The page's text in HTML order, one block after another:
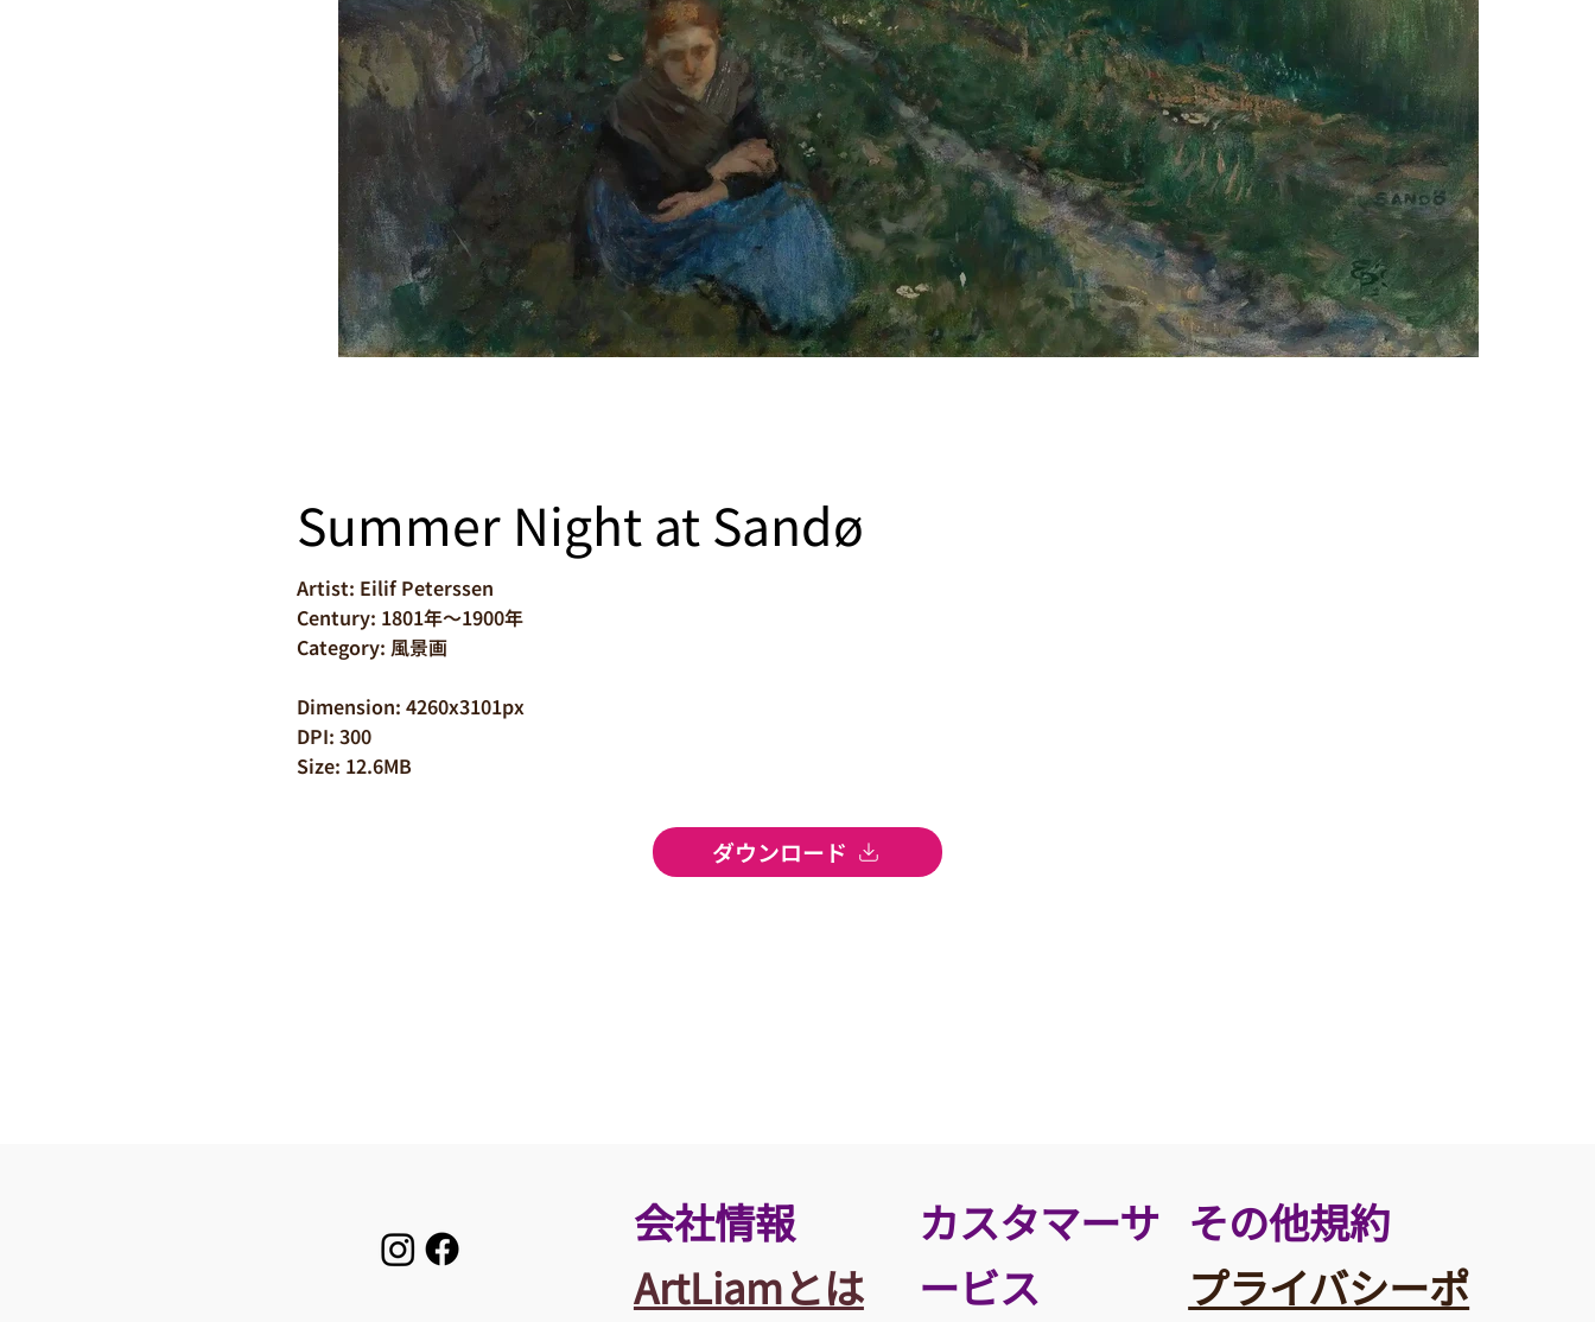
Summer Night at Sandø
Artist: Eilif Peterssen
Century: 1801年～1900年
Category: 風景画
Dimension: 4260x3101px
DPI: 300
Size: 12.6MB
ダウンロード
​会社情報
ArtLiamとは
カスタマーサ
ービス
その他規約
プライバシーポ